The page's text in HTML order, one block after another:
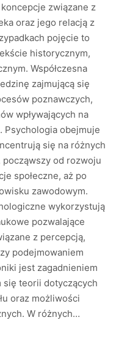
związane z
oraz jego relacją z
pojęcie to
historycznym,
Współczesna
zajmującą się
poznawczych,
wpływających na
Psychologia obejmuje
się na różnych
od rozwoju
społeczne, aż po
zawodowym.
wykorzystują
pozwalające
z percepcją,
podejmowaniem
jest zagadnieniem
się teorii dotyczących
oraz możliwości
W różnych…